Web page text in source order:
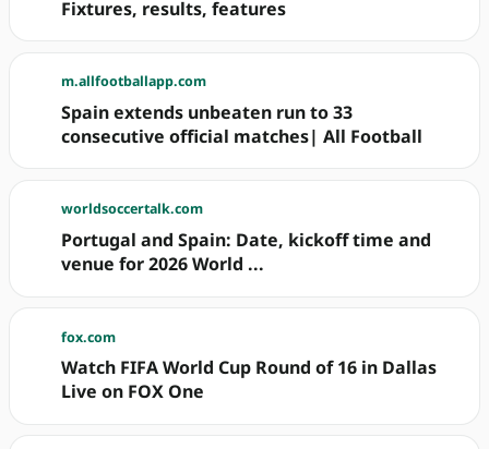
Fixtures, results, features
m.allfootballapp.com
Spain extends unbeaten run to 33
consecutive official matches| All Football
worldsoccertalk.com
Portugal and Spain: Date, kickoff time and
venue for 2026 World ...
fox.com
Watch FIFA World Cup Round of 16 in Dallas
Live on FOX One